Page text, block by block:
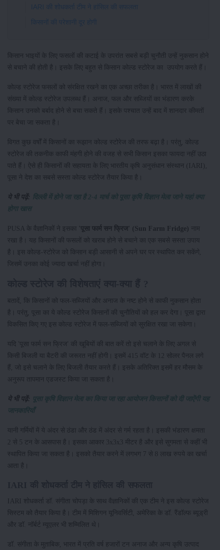
IARI की शोधकर्ता टीम ने हांसिल की सफलता
किसानों की परेशानी दूर होगी
किसान भाइयों के लिए फसलों की कटाई के उपरांत सबसे बड़ी चुनौती उन्हें नुकसान होने
से बचाने की होती है। इसके लिए बहुत से किसान कोल्ड स्टोरेज का उपयोग करते हैं।
कोल्ड स्टोरेज फसलों को संरक्षित रखने का एक अच्छा तरीका है। भारत में लाखों की
संख्या में कोल्ड स्टोरेज उपलब्ध हैं। अनाज, फल और सब्जियों का भंडारण करके
किसान उनको बर्बाद होने से बचा सकते हैं। इसके पश्चात उन्हें बाद में शानदार कीमतों
पर बेचा जा सकता है।
विगत कुछ वर्षों में किसानों का रूझान कोल्ड स्टोरेज की तरफ बढ़ा है। परंतु, कोल्ड
स्टोरेज की तकनीक काफी मंहगी होने की वजह से सभी किसान इसका फायदा नहीं उठा
पाते हैं। ऐसे ही किसानों की सहायता के लिए भारतीय कृषि अनुसंधान संस्थान (IARI),
पूसा ने देश का सबसे सस्ता कोल्ड स्टोरेज तैयार किया है।
ये भी पढ़ें: दिल्ली में होने जा रहा है 2-4 मार्च को पूसा कृषि विज्ञान मेला जाने यहां क्या
होगा खास
PUSA के वैज्ञानिकों ने इसका 'पूसा फार्म सन फ्रिज' (Sun Farm Fridge) नाम
रखा है। यह किसानों की फसलों को खराब होने से बचाने का एक सबसे सस्ता उपाय
है। इस कोल्ड-स्टोरेज को किसान बड़ी आसानी से अपने घर पर स्थापित कर सकेंगे,
जिसमें उनका कोई ज्यादा खर्चा नहीं होगा।
बतादें, कि किसानों को फल-सब्जियों और अनाज के नष्ट होने से काफी नुकसान होता
है। परंतु, पूसा का ये कोल्ड स्टोरेज किसानों की चुनौतियों को हल कर देगा। पूसा द्वारा
विकसित किए गए इस कोल्ड स्टोरेज में फल-सब्जियों को सुरक्षित रखा जा सकेगा।
यदि 'पूसा फार्म सन फ्रिज' की खूबियों की बात करें तो इसे चलाने के लिए अगल से
किसी बिजली या बैटरी की जरूरत नहीं होगी। इसमें 415 वॉट के 12 सोलर पैनल लगे
हैं, जो इसे चलाने के लिए बिजली तैयार करते हैं। इसके अतिरिक्त इसमें हर मौसम के
अनुरूप तापमान एडजस्ट किया जा सकता है।
ये भी पढ़ें: पूसा कृषि विज्ञान मेला का किया जा रहा आयोजन किसानों को दी जाऐंगी यह
जानकारियाँ
यानी गर्मियों में ये अंदर से ठंडा और ठंड में अंदर से गर्म रहता है। इसकी भंडारण क्षमता
2 से 5 टन के आसपास है। इसका आकार 3x3x3 मीटर है और इसे सुगमता से कहीं भी
स्थापित किया जा सकता है। इसको तैयार करने में लगभग 7 से 8 लाख रुपये का खर्चा
आता है।
IARI शोधकर्ता डॉ. संगीता चोपड़ा के साथ वैज्ञानिकों की एक टीम ने इस कोल्ड स्टोरेज
सिस्टम को तैयार किया है। टीम में मिशिगन यूनिवर्सिटी, अमेरिका के डॉ. रैंडॉल्फ ब्यूड्री
और डॉ. नॉर्बर्ट म्यूएलर भी शम्मिलित थे।
डॉ. संगीता के मुताबिक, भारत में प्रति वर्ष हजारों टन अनाज और अन्य कृषि उत्पाद